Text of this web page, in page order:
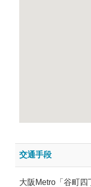
交通手段
大阪Metro「谷町